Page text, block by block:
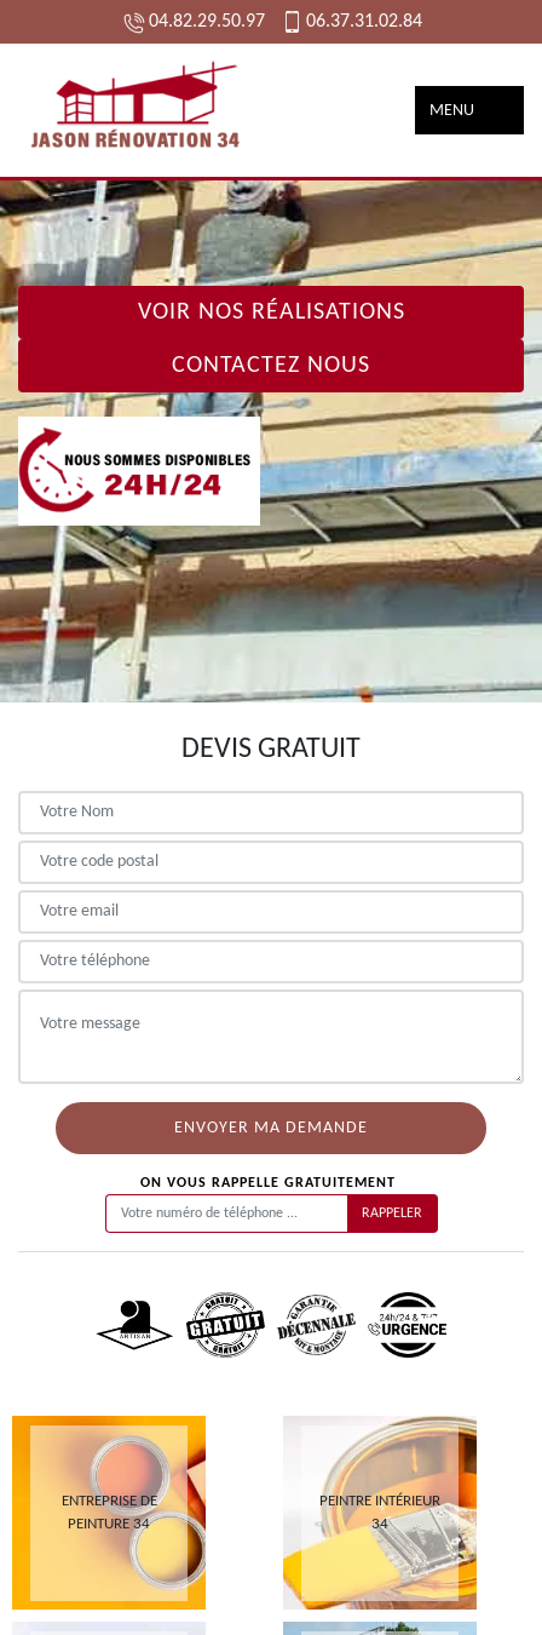
04.82.29.50.97 06.37.31.02.84
MENU
VOIR NOS RÉALISATIONS
CONTACTEZ NOUS
DEVIS GRATUIT
ON VOUS RAPPELLE GRATUITEMENT
ENTREPRISE DE
PEINTURE 34
PEINTRE INTÉRIEUR
34